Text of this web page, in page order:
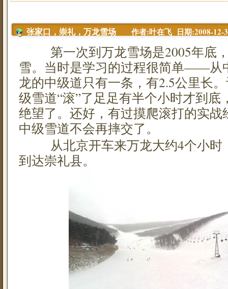
张家口，崇礼，万龙雪场 作者:叶在飞 日期:2008-12-
第一次到万龙雪场是2005年底，
雪。当时是学习的过程很简单——从
龙的中级道只有一条，有2.5公里长
级雪道“滚”了足足有半个小时才到底
绝望了。还好，有过摸爬滚打的实
中级雪道不会再摔交了。
从北京开车来万龙大约4个小时
到达崇礼县。